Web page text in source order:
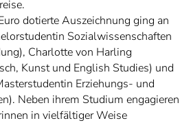
dotierte Auszeichnung ging an
Sozialwissenschaften
Charlotte von Harling
Kunst und English Studies) und
Erziehungs- und
Neben ihrem Studium engagieren
in vielfältiger Weise